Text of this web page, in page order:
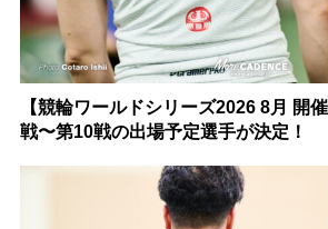
【競輪ワールドシリーズ2026 8月 開
戦〜第10戦の出場予定選手が決定！